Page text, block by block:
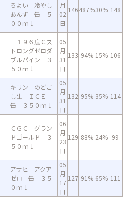
ろよい 冷やし
あんず 缶 ５
００ｍｌ
月
02
日
146487%30% 148
－１９６度Ｃス
トロングゼロダ
ブルパイン ３
５０ｍｌ
05
月
31
日
133 94% 15% 106
キリン のどご
し生 ＩＣＥ
缶 ３５０ｍｌ
05
月
31
日
132 95% 35% 114
ＣＧＣ グラン
ドゴールド ３
５０ｍｌ
06
月
23
日
129 88% 24% 99
アサヒ アクア
ゼロ 缶 ３５
０ｍｌ
05
月
17
日
127 91% 65% 111